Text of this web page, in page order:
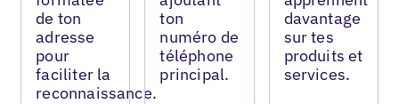
de ton
adresse
pour
faciliter la
reconnaissance.
ton
numéro de
téléphone
principal.
davantage
sur tes
produits et
services.